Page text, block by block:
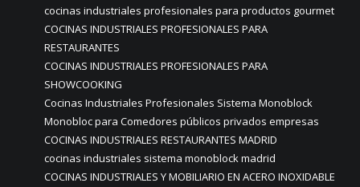
cocinas industriales profesionales para productos gourmet
COCINAS INDUSTRIALES PROFESIONALES PARA
RESTAURANTES
COCINAS INDUSTRIALES PROFESIONALES PARA
SHOWCOOKING
Cocinas Industriales Profesionales Sistema Monoblock
Monobloc para Comedores públicos privados empresas
COCINAS INDUSTRIALES RESTAURANTES MADRID
cocinas industriales sistema monoblock madrid
COCINAS INDUSTRIALES Y MOBILIARIO EN ACERO INOXIDABLE